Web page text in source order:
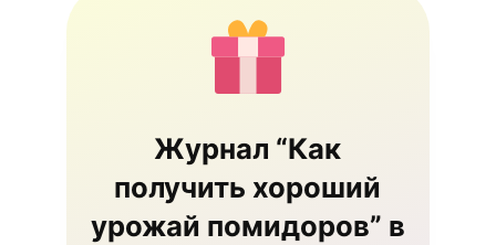
Журнал “Как
получить хороший
урожай помидоров” в